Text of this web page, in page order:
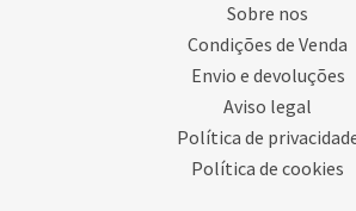
Sobre nos
Condições de Venda
Envio e devoluções
Aviso legal
Política de
Política de cookies